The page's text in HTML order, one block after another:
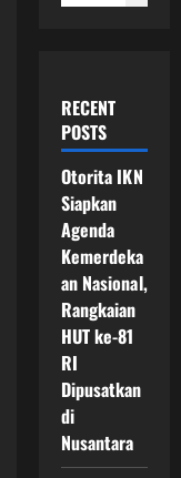
RECENT
POSTS
Otorita IKN
Siapkan
Agenda
Kemerdeka
an Nasional,
Rangkaian
HUT ke-81
RI
Dipusatkan
di
Nusantara